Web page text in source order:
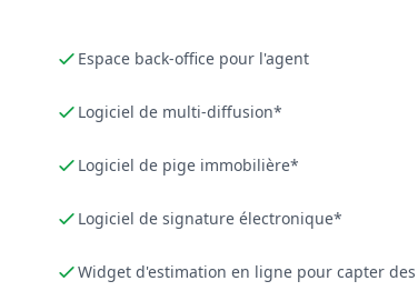
Espace back-office pour l'agent
Logiciel de multi-diffusion*
Logiciel de pige immobilière*
Logiciel de signature électronique*
Widget d'estimation en ligne pour capter des